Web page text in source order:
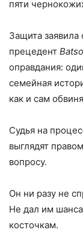
пяти
Защита
прецедент
оправдания:
семейная
как и сам
Судья на
выглядят
вопросу.
Он ни разу не
Не дал им шанса
косточкам.